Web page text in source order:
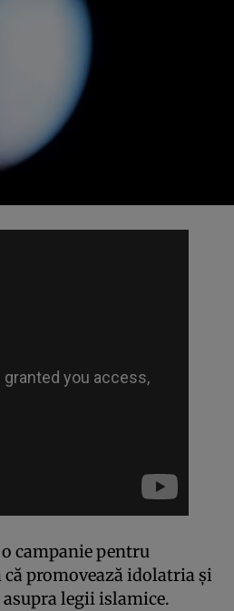
campanie pentru
promovează idolatria şi
legii islamice.